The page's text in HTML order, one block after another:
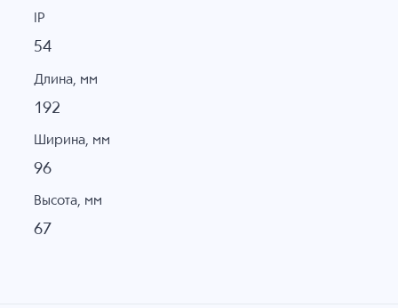
IP
54
Длина, мм
192
Ширина, мм
96
Высота, мм
67